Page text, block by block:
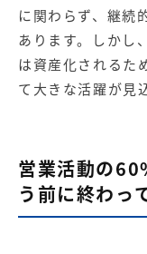
に関わらず、継続
あります。しかし
は資産化されるた
て大きな活躍が見
営業活動の
う前に終わっ